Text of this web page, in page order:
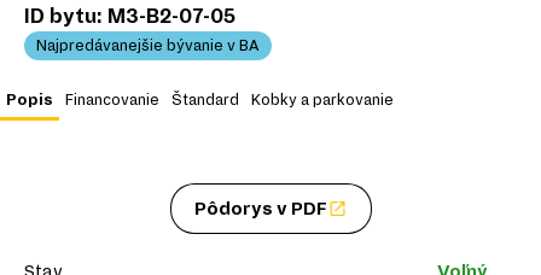
ID bytu: M3-B2-07-05
Najpredávanejšie bývanie v BA
Popis Financovanie Štandard Kobky a parkovanie
Pôdorys v PDF